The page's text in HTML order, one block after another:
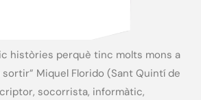
històries perquè tinc molts mons a
Miquel Florido (Sant Quintí de
socorrista, informàtic,